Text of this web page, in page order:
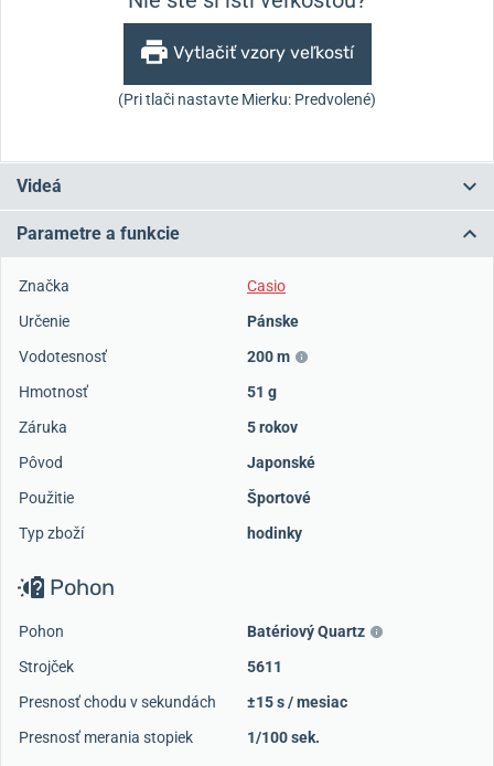
Vytlačiť vzory veľkostí
(Pri tlači nastavte Mierku: Predvolené)
Videá
Parametre a funkcie
Značka
Casio
Určenie
Pánske
Vodotesnosť
200 m
Hmotnosť
51 g
Záruka
5 rokov
Pôvod
Japonské
Použitie
Športové
Typ zboží
hodinky
Pohon
Pohon
Batériový Quartz
Strojček
5611
Presnosť chodu v sekundách
±15 s / mesiac
Presnosť merania stopiek
1/100 sek.